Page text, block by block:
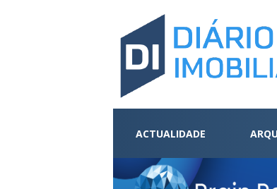
ACTUALIDADE